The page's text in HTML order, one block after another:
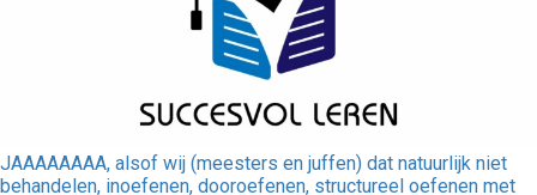
JAAAAAAAA, alsof wij (meesters en juffen) dat natuurlijk niet
behandelen, inoefenen, dooroefenen, structureel oefenen met